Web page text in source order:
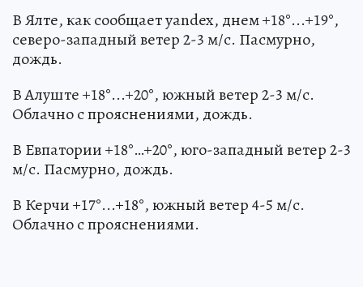
В Ялте, как сообщает yandex, днем +18°...+19°,
северо-западный ветер 2-3 м/с. Пасмурно,
дождь.
В Алуште +18°...+20°, южный ветер 2-3 м/с.
Облачно с прояснениями, дождь.
В Евпатории +18°…+20°, юго-западный ветер 2-3
м/с. Пасмурно, дождь.
В Керчи +17°...+18°, южный ветер 4-5 м/с.
Облачно с прояснениями.